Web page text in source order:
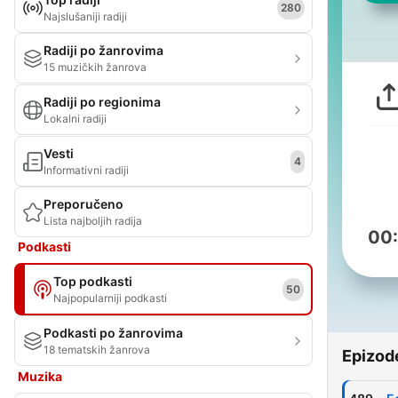
Najslušaniji radiji
280
Radiji po žanrovima
15 muzičkih žanrova
Radiji po regionima
Lokalni radiji
Vesti
Informativni radiji
4
Preporučeno
Lista najboljih radija
Podkasti
Top podkasti
Najpopularniji podkasti
50
Podkasti po žanrovima
18 tematskih žanrova
Muzika